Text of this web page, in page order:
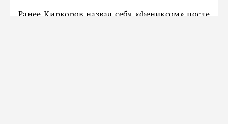
Ранее Киркоров назвалсебя «фениксом» после